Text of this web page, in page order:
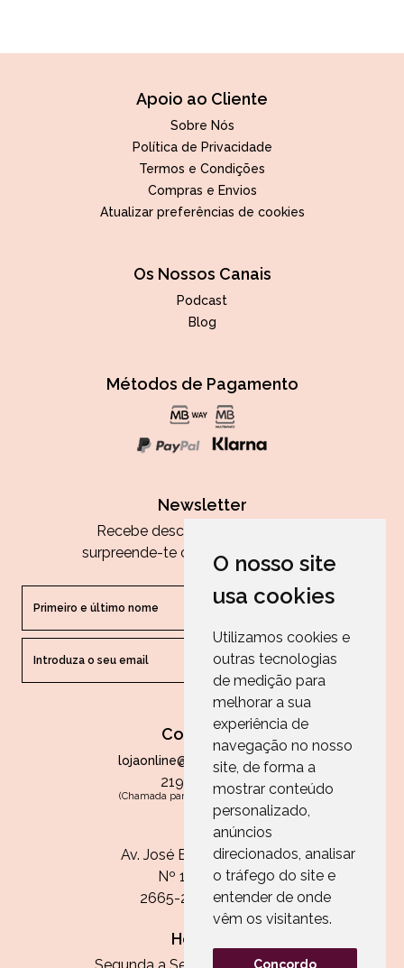
O nosso site
usa cookies
Utilizamos cookies e
outras tecnologias
de medição para
melhorar a sua
experiência de
navegação no nosso
site, de forma a
mostrar conteúdo
personalizado,
anúncios
direcionados, analisar
o tráfego do site e
entender de onde
vêm os visitantes.
Concordo
Apoio ao Cliente
Sobre Nós
Política de Privacidade
Termos e Condições
Compras e Envios
Atualizar preferências de cookies
Os Nossos Canais
Podcast
Blog
Métodos de Pagamento
Newsletter
Recebe descontos exclusivos e
surpreende-te com as nossas dicas.
ENVIAR
Contactos
lojaonline@paperandarts.pt
219 862 836
(Chamada para a rede fixa nacional)
Loja
Av. José Batista Antunes
Nº 11, Loja 10
2665-236 Malveira
Horário: